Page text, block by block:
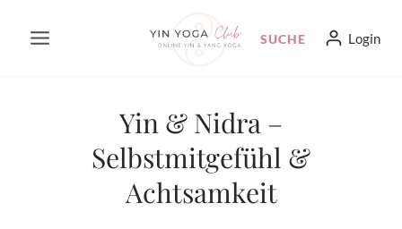
Inhalt
SUCHE Login
Yin & Nidra –
Selbstmitgefühl &
Achtsamkeit